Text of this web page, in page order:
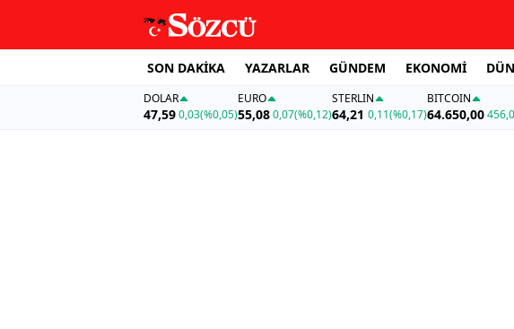
SON DAKİKA YAZARLAR GÜNDEM EKONOMİ
DOLAR
47,590,03(%0,05)
EURO
55,08 0,07(%0,12)
STERLIN
64,21 0,11(%0,17)
BITCOIN
64.650,00